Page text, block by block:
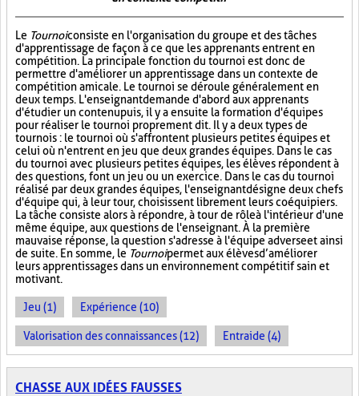
Le Tournoiconsiste en l'organisation du groupe et des tâches
d'apprentissage de façon à ce que les apprenants entrent en
compétition. La principale fonction du tournoi est donc de
permettre d'améliorer un apprentissage dans un contexte de
compétition amicale. Le tournoi se déroule généralement en
deux temps. L'enseignant demande d'abord aux apprenants
d'étudier un contenu puis, il y a ensuite la formation d'équipes
pour réaliser le tournoi proprement dit. Il y a deux types de
tournois : le tournoi où s'affrontent plusieurs petites équipes et
celui où n'entrent en jeu que deux grandes équipes. Dans le cas
du tournoi avec plusieurs petites équipes, les élèves répondent à
des questions, font un jeu ou un exercice. Dans le cas du tournoi
réalisé par deux grandes équipes, l'enseignant désigne deux chefs
d'équipe qui, à leur tour, choisissent librement leurs coéquipiers.
La tâche consiste alors à répondre, à tour de rôle à l'intérieur d'une
même équipe, aux questions de l'enseignant. À la première
mauvaise réponse, la question s'adresse à l'équipe adverse et ainsi
de suite. En somme, le Tournoipermet aux élèves d’améliorer
leurs apprentissages dans un environnement compétitif sain et
motivant.
Jeu (1) Expérience (10)
Valorisation des connaissances (12) Entraide (4)
CHASSE AUX IDÉES FAUSSES